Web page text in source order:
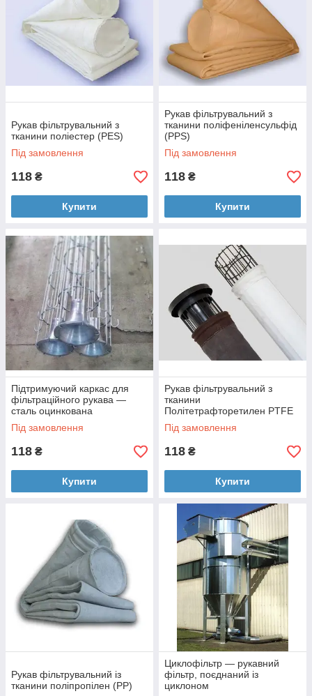
Рукав фільтрувальний з
тканини поліестер (PES)
Під замовлення
118 ₴
Купити
Рукав фільтрувальний з
тканини поліфеніленсульфід
(PPS)
Під замовлення
118 ₴
Купити
Підтримуючий каркас для
фільтраційного рукава —
сталь оцинкована
Під замовлення
118 ₴
Купити
Рукав фільтрувальний з
тканини
Політетрафторетилен PTFE
(Teflon®)
Під замовлення
118 ₴
Купити
Рукав фільтрувальний із
тканини поліпропілен (PP)
Циклофільтр — рукавний
фільтр, поєднаний із
циклоном